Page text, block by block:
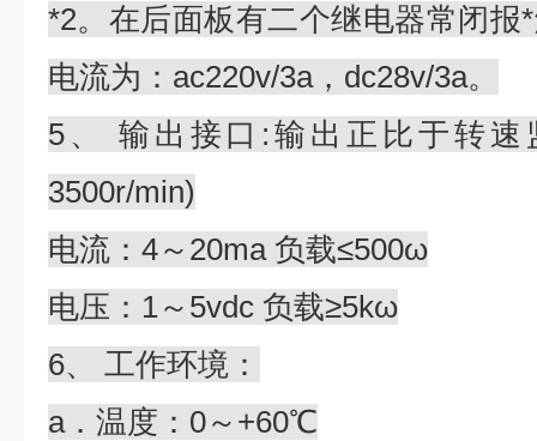
*2。在后面板有二个继电器常闭报
电流为：ac220v/3a，dc28v/3a。
5、 输出接口:输出正比于转速
3500r/min)
电流：4～20ma 负载≤500ω
电压：1～5vdc 负载≥5kω
6、 工作环境：
a．温度：0～+60℃